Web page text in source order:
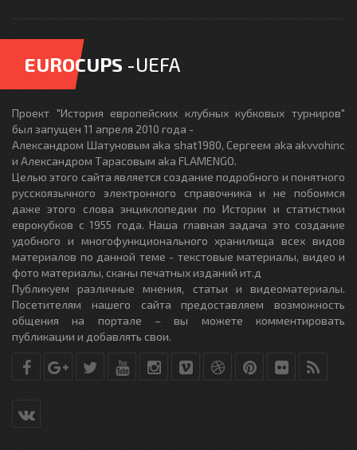
EUROCUPS -UEFA
Проект "История европейских клубных кубковых турниров"
был запущен 11 апреля 2010 года -
Александром Шатуновым aka shat1980, Сергеем aka akvvohinc
и Александром Тарасовым aka FLAMENGO.
Целью этого сайта является создание подробного и понятного
русскоязычного электронного справочника и не побоимся
даже этого слова энциклопедии по Истории и статистики
еврокубков с 1955 года. Наша главная задача это создание
удобного и многофункционального хранилища всех видов
материалов по данной теме - текстовые материалы, видео и
фото материалы, сканы печатных изданий ит.д
Публикуем различные мнения, статьи и видеоматериалы.
Посетителям нашего сайта предоставляем возможность
общения на портале – вы можете комментировать
публикации и добавлять свои.